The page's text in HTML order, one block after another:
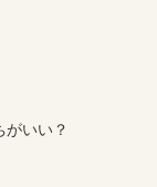
いい？